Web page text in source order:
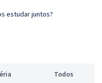
estudar juntos?
Todos